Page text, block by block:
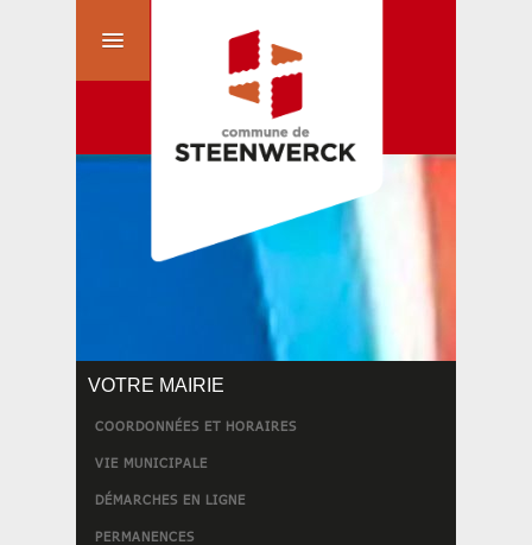
VOTRE MAIRIE
COORDONNÉES ET HORAIRES
VIE MUNICIPALE
DÉMARCHES EN LIGNE
PERMANENCES